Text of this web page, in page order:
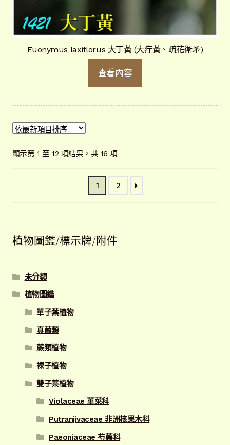
Euonymus laxiflorus 大丁黃 (大疔黃、疏花衛矛)
查看內容
顯示第 1 至 12 項結果，共 16 項依
新
項
1 2
植物圖鑑/標示牌/附件
未分類
植物圖鑑
單子葉植物
真菌類
蕨類植物
裸子植物
雙子葉植物
Violaceae 菫菜科
Putranjivaceae 非洲核果木科
Paeoniaceae 芍藥科